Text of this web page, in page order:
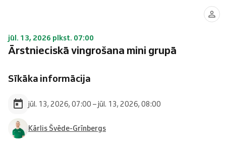
jūl. 13, 2026 plkst. 07:00
Ārstnieciskā vingrošana mini grupā
Sīkāka informācija
jūl. 13, 2026, 07:00 – jūl. 13, 2026, 08:00
Kārlis Švēde-Grīnbergs